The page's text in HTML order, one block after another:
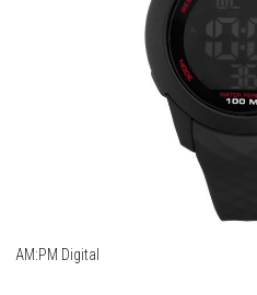
AM:PM Digital